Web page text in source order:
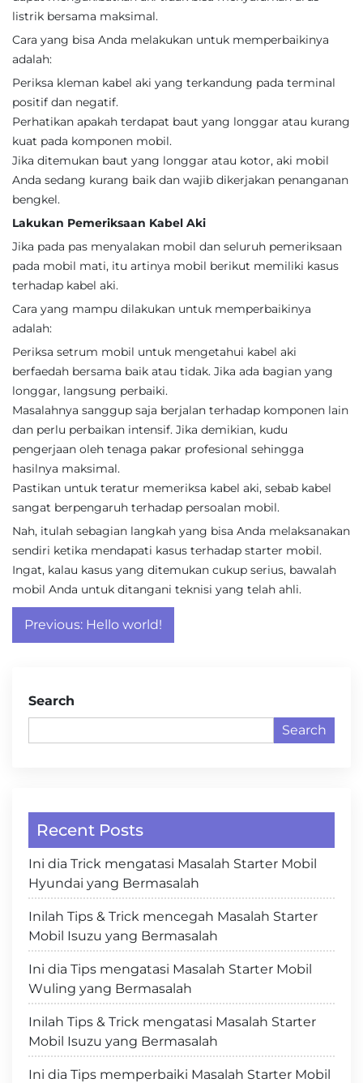
listrik bersama maksimal.
Cara yang bisa Anda melakukan untuk memperbaikinya
adalah:
Periksa kleman kabel aki yang terkandung pada terminal
positif dan negatif.
Perhatikan apakah terdapat baut yang longgar atau kurang
kuat pada komponen mobil.
Jika ditemukan baut yang longgar atau kotor, aki mobil
Anda sedang kurang baik dan wajib dikerjakan penanganan
bengkel.
Lakukan Pemeriksaan Kabel Aki
Jika pada pas menyalakan mobil dan seluruh pemeriksaan
pada mobil mati, itu artinya mobil berikut memiliki kasus
terhadap kabel aki.
Cara yang mampu dilakukan untuk memperbaikinya
adalah:
Periksa setrum mobil untuk mengetahui kabel aki
berfaedah bersama baik atau tidak. Jika ada bagian yang
longgar, langsung perbaiki.
Masalahnya sanggup saja berjalan terhadap komponen lain
dan perlu perbaikan intensif. Jika demikian, kudu
pengerjaan oleh tenaga pakar profesional sehingga
hasilnya maksimal.
Pastikan untuk teratur memeriksa kabel aki, sebab kabel
sangat berpengaruh terhadap persoalan mobil.
Nah, itulah sebagian langkah yang bisa Anda melaksanakan
sendiri ketika mendapati kasus terhadap starter mobil.
Ingat, kalau kasus yang ditemukan cukup serius, bawalah
mobil Anda untuk ditangani teknisi yang telah ahli.
Post
navigation
Previous: Hello world!
Search
Search
Recent Posts
Ini dia Trick mengatasi Masalah Starter Mobil
Hyundai yang Bermasalah
Inilah Tips & Trick mencegah Masalah Starter
Mobil Isuzu yang Bermasalah
Ini dia Tips mengatasi Masalah Starter Mobil
Wuling yang Bermasalah
Inilah Tips & Trick mengatasi Masalah Starter
Mobil Isuzu yang Bermasalah
Ini dia Tips memperbaiki Masalah Starter Mobil